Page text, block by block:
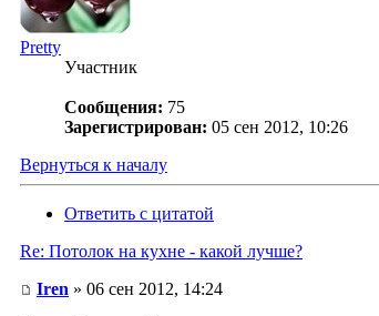
Pretty
Участник
Сообщения: 75
Зарегистрирован: 05 сен 2012, 10:26
Вернуться к началу
Ответить с цитатой
Re: Потолок на кухне - какой лучше?
Iren » 06 сен 2012, 14:24